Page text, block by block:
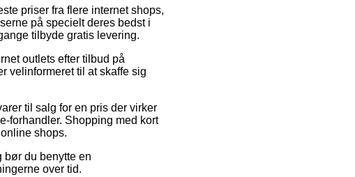
priser fra flere internet shops,
på specielt deres bedst i
tilbyde gratis levering.
outlets efter tilbud på
velinformeret til at skaffe sig
til salg for en pris der virker
forhandler. Shopping med kort
shops.
bør du benytte en
over tid.